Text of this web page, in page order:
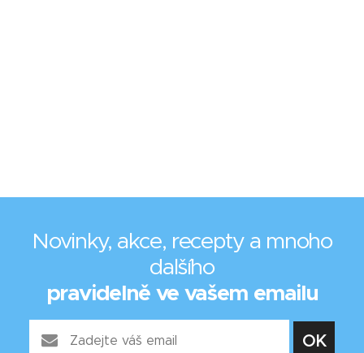
Novinky, akce, recepty a mnoho
dalšího
pravidelně ve vašem emailu